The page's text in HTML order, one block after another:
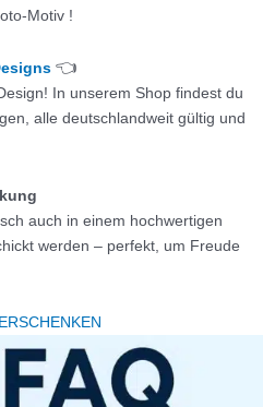
Motiv !
👈
In unserem Shop findest du
alle deutschlandweit gültig und
auch in einem hochwertigen
werden – perfekt, um Freude